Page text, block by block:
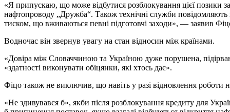
«Я припускаю, що може відбутися розблокування цієї позики
нафтопроводу „Дружба“. Також технічні служби
тиском, що вживаються певні підготовчі заходи», — заявив
Водночас він звернув увагу на стан відносин між країнами.
«Довіра між Словаччиною та Україною дуже порушена,
«здатності виконувати обіцянки, які хтось дає».
Фіцо також не виключив, що навіть у разі відновлення роботи
«Не здивувався б», якби після розблокування кредиту для